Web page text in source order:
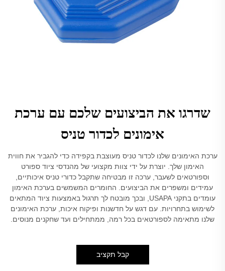
שדרגו את הביצועים שלכם עם ערכת
אימונים לכדור טניס
ערכת האימונים שלנו לכדור טניס מעוצבת בקפידה כדי להגביר את חווית
האימון שלך. יוצרת על ידי צוות מקצועי של מהנדסי ציוד ספורט
וספורטאים לשעבר, ערכה זו מבטיחה שתקבל כדורי טניס איכותיים,
עמידים ומשפרים את הביצועים. החומרים המשמשים בערכת האימון
עומדים בתקני USAPA, ובכך מובטח לך תרגול באמצעות ציוד המתאים
לשימוש בתחרויות. עם דגש על חדשנות ופיקוח איכות, ערכת האימונים
שלנו מתאימה לספורטאים בכל רמה, ממתחילים ועד שחקנים מנוסים.
קבל תקציב